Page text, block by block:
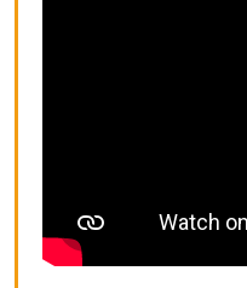
Le club de l'amitié